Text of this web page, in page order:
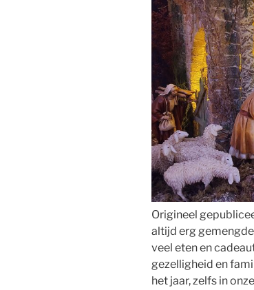
beter
tot
zijn
recht
in
Origineel
altijd erg
veel eten en
gezelligheid en
het jaar, zelfs in